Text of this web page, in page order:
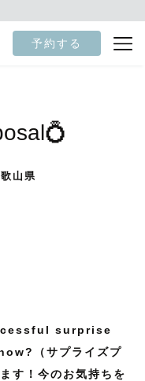
予約する
山県
surprise
（サプライズプ
す！今のお気持ちを